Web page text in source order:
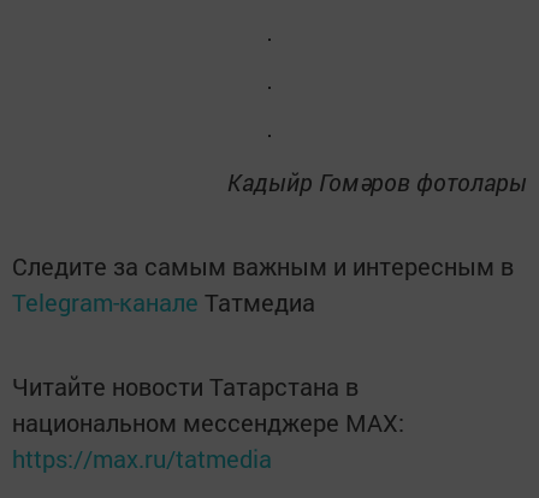
Кадыйр Гомәров фотолары
Следите за самым важным и интересным в
Telegram-канале Татмедиа
Читайте новости Татарстана в
национальном мессенджере MАХ:
https://max.ru/tatmedia